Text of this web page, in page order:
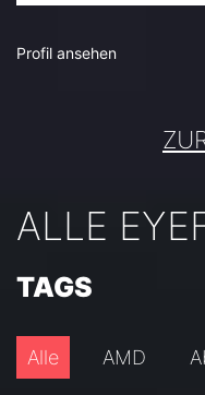
Profil ansehen
ALLE
TAGS
Alle AMD